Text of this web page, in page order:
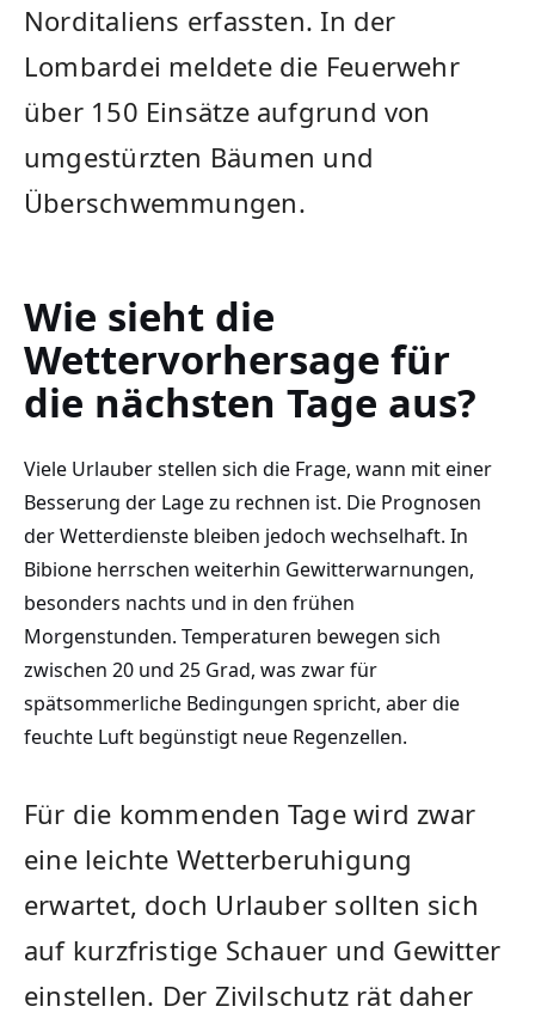
Norditaliens erfassten. In der
Lombardei meldete die Feuerwehr
über 150 Einsätze aufgrund von
umgestürzten Bäumen und
Überschwemmungen.
Wie sieht die
Wettervorhersage für
die nächsten Tage aus?
Viele Urlauber stellen sich die Frage, wann mit einer
Besserung der Lage zu rechnen ist. Die Prognosen
der Wetterdienste bleiben jedoch wechselhaft. In
Bibione herrschen weiterhin Gewitterwarnungen,
besonders nachts und in den frühen
Morgenstunden. Temperaturen bewegen sich
zwischen 20 und 25 Grad, was zwar für
spätsommerliche Bedingungen spricht, aber die
feuchte Luft begünstigt neue Regenzellen.
Für die kommenden Tage wird zwar
eine leichte Wetterberuhigung
erwartet, doch Urlauber sollten sich
auf kurzfristige Schauer und Gewitter
einstellen. Der Zivilschutz rät daher